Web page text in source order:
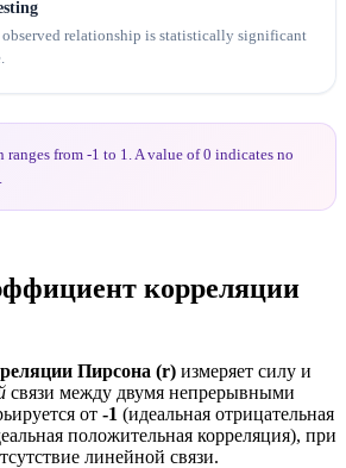
relationship is statistically significant
ranges from -1 to 1. A value of 0 indicates no
корреляции
Пирсона (r) измеряет силу и
связи между двумя непрерывными
от -1 (идеальная отрицательная
положительная корреляция), при
линейной связи.